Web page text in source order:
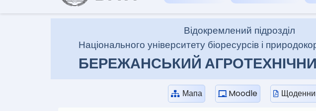
Відокремлений підрозділ
Національного університету біоресурсів і
БЕРЕЖАНСЬКИЙ
Мапа Moodle